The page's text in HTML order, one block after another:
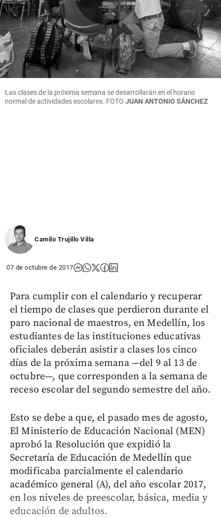
Las clases de la próxima semana se desarrollarán en el horario
normal de actividades escolares. FOTO JUAN ANTONIO SÁNCHEZ
Camilo Trujillo Villa
07 de octubre de 2017
Para cumplir con el calendario y recuperar
el tiempo de clases que perdieron durante el
paro nacional de maestros, en Medellín, los
estudiantes de las instituciones educativas
oficiales deberán asistir a clases los cinco
días de la próxima semana —del 9 al 13 de
octubre—, que corresponden a la semana de
receso escolar del segundo semestre del año.
Esto se debe a que, el pasado mes de agosto,
El Ministerio de Educación Nacional (MEN)
aprobó la Resolución que expidió la
Secretaría de Educación de Medellín que
modificaba parcialmente el calendario
académico general (A), del año escolar 2017,
en los niveles de preescolar, básica, media y
educación de adultos.